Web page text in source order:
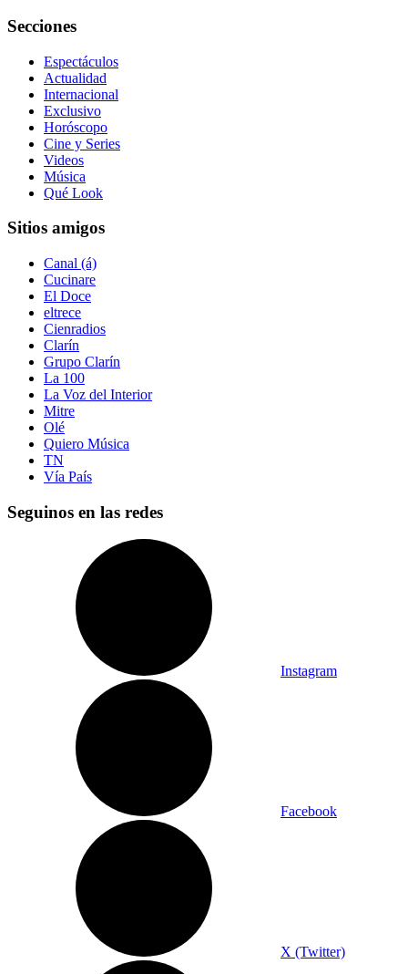
Secciones
Espectáculos
Actualidad
Internacional
Exclusivo
Horóscopo
Cine y Series
Videos
Música
Qué Look
Sitios amigos
Canal (á)
Cucinare
El Doce
eltrece
Cienradios
Clarín
Grupo Clarín
La 100
La Voz del Interior
Mitre
Olé
Quiero Música
TN
Vía País
Seguinos en las redes
Instagram
Facebook
X (Twitter)